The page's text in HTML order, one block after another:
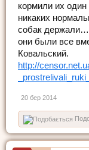
кормили их один
никаких
собак
они были все
Ковальский.
http://
20 бер 2014